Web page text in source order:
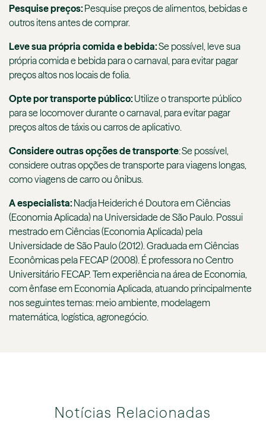
Pesquise preços:Pesquise preços de alimentos, bebidas e
outros itens antes de comprar.
Leve sua própria comida e bebida:Se possível, leve sua
própria comida e bebida para o carnaval, para evitar pagar
preços altos nos locais de folia.
Opte por transporte público:Utilize o transporte público
para se locomover durante o carnaval, para evitar pagar
preços altos de táxis ou carros de aplicativo.
Considere outras opções de transporte: Se possível,
considere outras opções de transporte para viagens longas,
como viagens de carro ou ônibus.
A especialista:Nadja Heiderich é Doutora em Ciências
(Economia Aplicada) na Universidade de São Paulo. Possui
mestrado em Ciências (Economia Aplicada) pela
Universidade de São Paulo (2012). Graduada em Ciências
Econômicas pela FECAP (2008). É professora no Centro
Universitário FECAP. Tem experiência na área de Economia,
com ênfase em Economia Aplicada, atuando principalmente
nos seguintes temas: meio ambiente, modelagem
matemática, logística, agronegócio.
Notícias Relacionadas